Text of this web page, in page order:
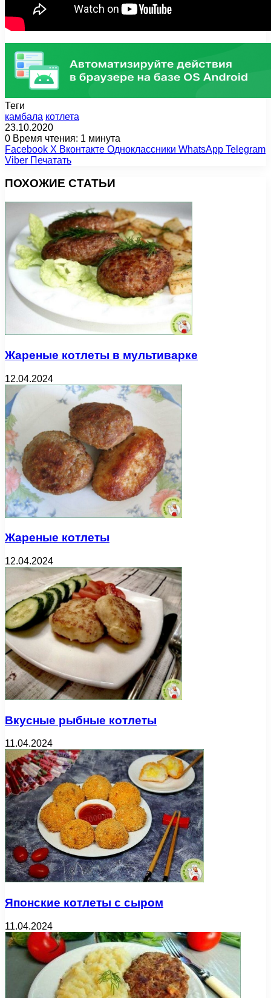
Теги
камбала котлета
23.10.2020
0 Время чтения: 1 минута
Facebook X Вконтакте Одноклассники WhatsApp Telegram
Viber Печатать
ПОХОЖИЕ СТАТЬИ
Жареные котлеты в мультиварке
12.04.2024
Жареные котлеты
12.04.2024
Вкусные рыбные котлеты
11.04.2024
Японские котлеты с сыром
11.04.2024